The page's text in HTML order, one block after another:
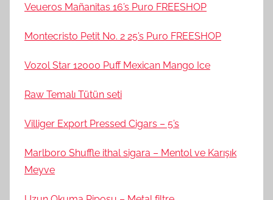
Veueros Mañanitas 16’s Puro FREESHOP
Montecristo Petit No. 2 25’s Puro FREESHOP
Vozol Star 12000 Puff Mexican Mango Ice
Raw Temalı Tütün seti
Villiger Export Pressed Cigars – 5’s
Marlboro Shuffle ithal sigara – Mentol ve Karışık
Meyve